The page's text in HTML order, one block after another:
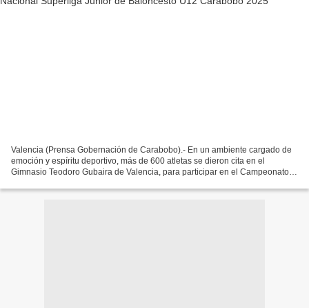
Valencia (Prensa Gobernación de Carabobo).- En un ambiente cargado de
emoción y espíritu deportivo, más de 600 atletas se dieron cita en el
Gimnasio Teodoro Gubaira de Valencia, para participar en el Campeonato